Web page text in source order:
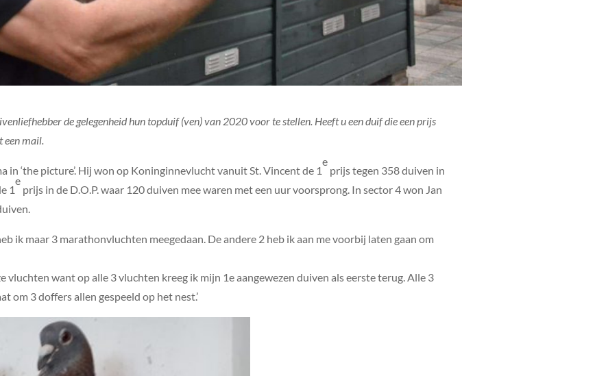
de gelegenheid hun topduif (ven) van 2020 voor te stellen. Heeft u een duif die een prijs
een mail.
in ‘the picture’. Hij won op Koninginnevlucht vanuit St. Vincent de 1
e
prijs tegen 358 duiven in
1
e
prijs in de D.O.P. waar 120 duiven mee waren met een uur voorsprong. In sector 4 won Jan
ik maar 3 marathonvluchten meegedaan. De andere 2 heb ik aan me voorbij laten gaan om
vluchten want op alle 3 vluchten kreeg ik mijn 1e aangewezen duiven als eerste terug. Alle 3
om 3 doffers allen gespeeld op het nest.’